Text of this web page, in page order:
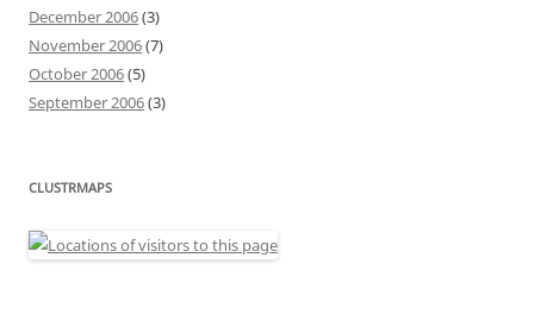
December 2006(3)
November 2006(7)
October 2006(5)
September 2006(3)
CLUSTRMAPS